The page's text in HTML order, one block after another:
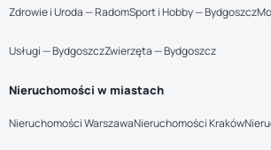
Zdrowie i Uroda — RadomSport i Hobby — Bydgoszcz
Usługi — BydgoszczZwierzęta — Bydgoszcz
Nieruchomości w miastach
Nieruchomości WarszawaNieruchomości Kraków